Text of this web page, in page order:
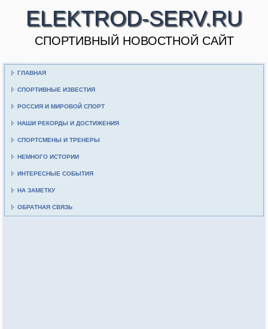
ELEKTROD-SERV.RU
CПОРТИВНЫЙ НОВОСТНОЙ САЙТ
ГЛАВНАЯ
СПОРТИВНЫЕ ИЗВЕСТИЯ
РОССИЯ И МИРОВОЙ СПОРТ
НАШИ РЕКОРДЫ И ДОСТИЖЕНИЯ
СПОРТСМЕНЫ И ТРЕНЕРЫ
НЕМНОГО ИСТОРИИ
ИНТЕРЕСНЫЕ СОБЫТИЯ
НА ЗАМЕТКУ
ОБРАТНАЯ СВЯЗЬ